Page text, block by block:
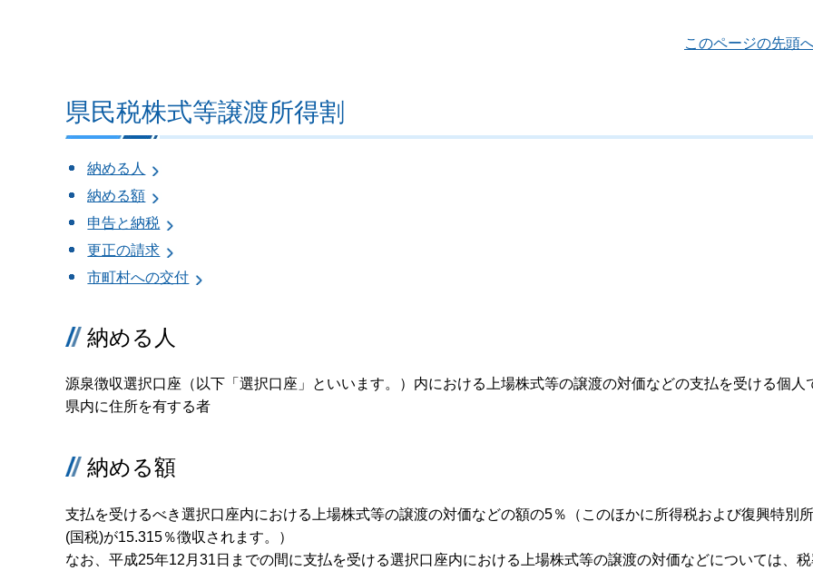
このページの先頭
県民税株式等譲渡所得割
納める人
納める額
申告と納税
更正の請求
市町村への交付
納める人
源泉徴収選択口座（以下「選択口座」といいます。）内における上場株式等の譲渡の対価などの支払を受ける個人
県内に住所を有する者
納める額
支払を受けるべき選択口座内における上場株式等の譲渡の対価などの額の5％（このほかに所得税および復興特別
(国税)が15.315％徴収されます。）
なお、平成25年12月31日までの間に支払を受ける選択口座内における上場株式等の譲渡の対価などについては、